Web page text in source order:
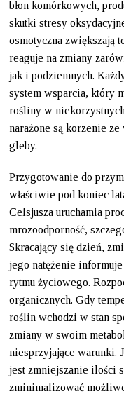
błon komórkowych,
skutki stresy
osmotyczna zwiększają
reaguje na zmiany
jak i podziemnych.
system wsparcia, który
rośliny w
narażone są korzenie
gleby.
Przygotowanie do
właściwie pod koniec
Celsjusza uruchamia
mrozoodporność,
Skracający się dzień,
jego natężenie
rytmu życiowego.
organicznych. Gdy
roślin wchodzi w stan
zmiany w swoim
niesprzyjające warunki.
jest zmniejszanie ilości
zminimalizować